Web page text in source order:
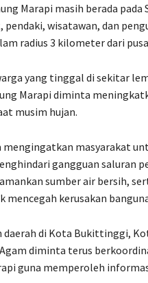
Marapi masih berada
pendaki, wisatawan, dan
radius 3 kilometer dari
yang tinggal di sekitar
Marapi diminta
musim hujan.
mengingatkan masyarakat
gangguan saluran
sumber air bersih,
mencegah kerusakan
di Kota Bukittinggi,
diminta terus
guna memperoleh